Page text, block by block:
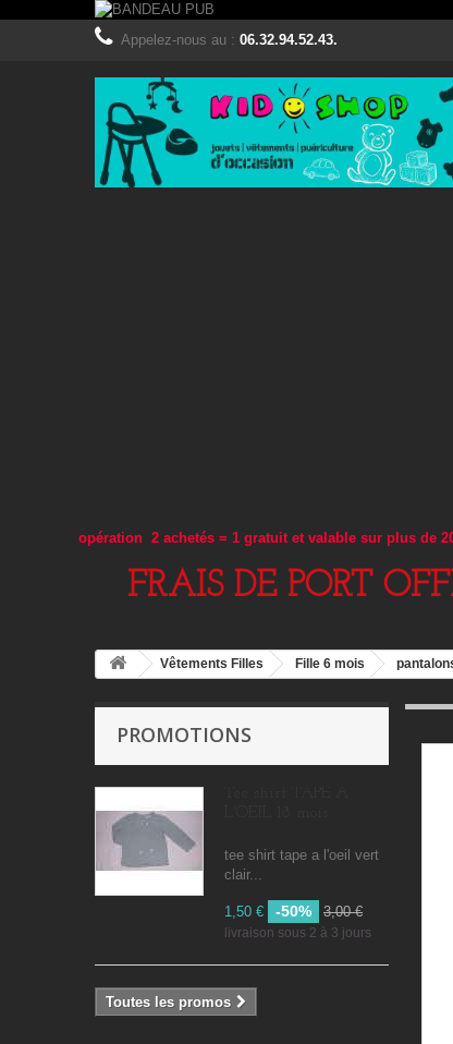
Appelez-nous au : 06.32.94.52.43.
opération 2 achetés = 1 gratuit et valable sur plus de
FRAIS DE PORT
Vêtements Filles Fille 6 mois
PROMOTIONS
tee shirt tape a l'oeil vert
clair...
1,50 € -50% 3,00 €
livraison sous 2 à 3 jours
Toutes les promos